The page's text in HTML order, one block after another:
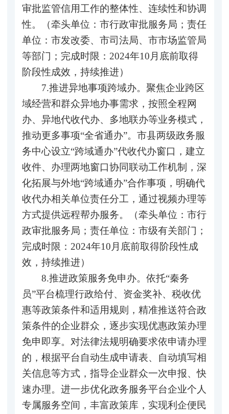
审批监管信用工作的整体性、连续性和协调
性。（牵头单位：市行政审批服务局；责任
单位：市发改委、市司法局、市市场监管局
等部门；完成时限：2024年10月底前取得
阶段性成效，持续推进）
7.推进异地事项跨域办。聚焦企业跨区
域经营和群众异地办事需求，按照全程网
办、异地代收代办、多地联办等业务模式，
推动更多事项“全省通办”。市县两级政务服
务中心设立“跨域通办”代收代办窗口，建立
收件、办理两地窗口协同联动工作机制，深
化拓展与外地“跨域通办”合作事项，明确代
收代办相关单位责任分工，通过视频办理等
方式提供远程帮办服务。（牵头单位：市行
政审批服务局；责任单位：市级有关部门；
完成时限：2024年10月底前取得阶段性成
效，持续推进）
8.推进政策服务免申办。依托“秦务
员”平台梳理行政给付、资金奖补、税收优
惠等政策条件和适用规则，精准推送符合政
策条件的企业群众，逐步实现优惠政策办理
免申即享。对法律法规明确要求依申请办理
的，根据平台自动生成申请表、自动填写相
关信息等方式，指导企业群众一次申报、快
速办理。进一步优化政务服务平台企业个人
专属服务空间，丰富政策库，实现利企便民